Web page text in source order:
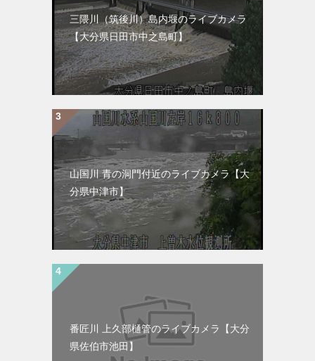
三隈川（筑後川）島内堰のライブカメラ
【大分県日田市中之島町】
山国川 青の洞門付近のライブカメラ【大
分県中津市】
番匠川 上久部樋管のライブカメラ【大分
県佐伯市池田】